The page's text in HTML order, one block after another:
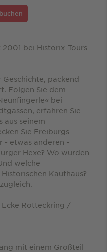
bei Historix-Tours
packend
Folgen Sie dem
bei
erfahren Sie
aus seinem
Sie Freiburgs
- etwas anderen -
Hexe? Wo wurden
welche
Kaufhaus?
Rotteckring /
mit einem Großteil